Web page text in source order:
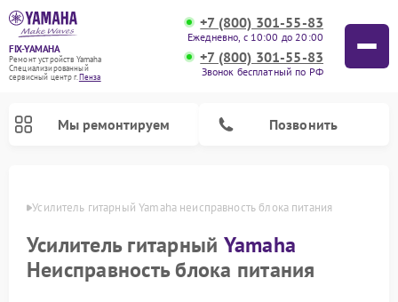
FIX-YAMAHA
Ремонт устройств Yamaha
Специализированный
cервисный центр г.Пенза
+7 (800) 301-55-83
Ежедневно, с 10:00 до 20:00
+7 (800) 301-55-83
Звонок бесплатный по РФ
Мы ремонтируем Позвонить
Усилитель гитарный Yamaha неисправность блока питания
Усилитель гитарный Yamaha
Неисправность блока питания